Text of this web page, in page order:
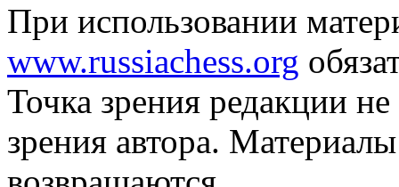
При использовании
www.russiachess.org
Точка зрения редакции не
зрения автора.